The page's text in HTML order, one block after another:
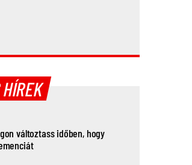
változtass időben, hogy